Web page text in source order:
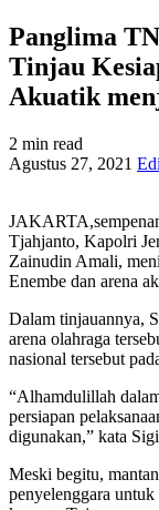
Panglima
Tinjau
Akuatik
2 min read
Agustus 27, 2021
Tjahjanto, Kapolri
Zainudin Amali,
Enembe dan arena
Dalam tinjauannya,
arena olahraga
nasional tersebut
“Alhamdulillah
persiapan
digunakan,” kata
Meski begitu,
penyelenggara